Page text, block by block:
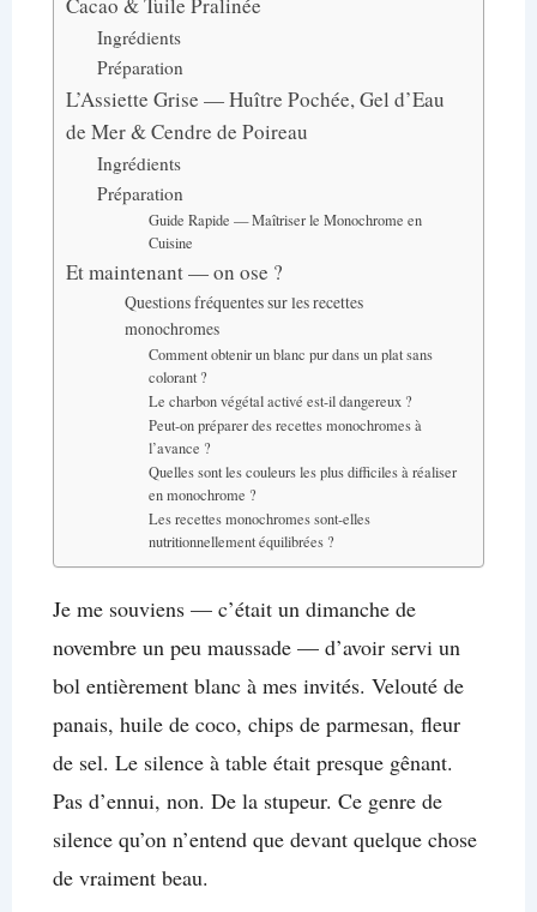
Cacao & Tuile Pralinée
Ingrédients
Préparation
L’Assiette Grise — Huître Pochée, Gel d’Eau
de Mer & Cendre de Poireau
Ingrédients
Préparation
Guide Rapide — Maîtriser le Monochrome en
Cuisine
Et maintenant — on ose ?
Questions fréquentes sur les recettes
monochromes
Comment obtenir un blanc pur dans un plat sans
colorant ?
Le charbon végétal activé est-il dangereux ?
Peut-on préparer des recettes monochromes à
l’avance ?
Quelles sont les couleurs les plus difficiles à réaliser
en monochrome ?
Les recettes monochromes sont-elles
nutritionnellement équilibrées ?
Je me souviens — c’était un dimanche de
novembre un peu maussade — d’avoir servi un
bol entièrement blanc à mes invités. Velouté de
panais, huile de coco, chips de parmesan, fleur
de sel. Le silence à table était presque gênant.
Pas d’ennui, non. De la stupeur. Ce genre de
silence qu’on n’entend que devant quelque chose
de vraiment beau.